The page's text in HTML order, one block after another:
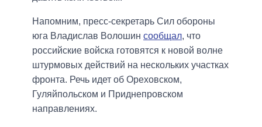
Напомним, пресс-секретарь Сил обороны
юга Владислав Волошин сообщал, что
российские войска готовятся к новой волне
штурмовых действий на нескольких участках
фронта. Речь идет об Ореховском,
Гуляйпольском и Приднепровском
направлениях.